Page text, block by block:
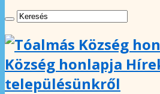
Község honlapja
településünkről